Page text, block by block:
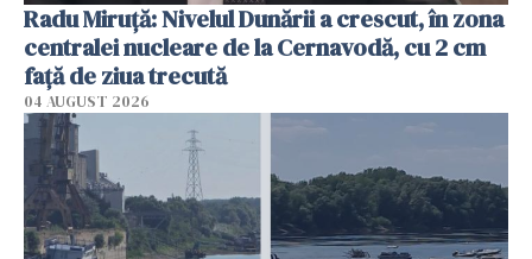
Radu Miruţă: Nivelul Dunării a crescut, în zona
centralei nucleare de la Cernavodă, cu 2 cm
faţă de ziua trecută
04 AUGUST 2026